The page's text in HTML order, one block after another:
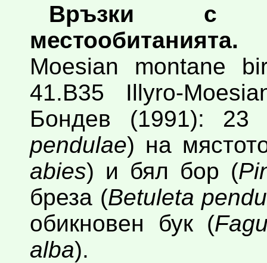
Връзки с
местообитанията.
Moesian montane
41.B35 Illyro-
Бондев (1991):
pendulae) на
abies) и бял бор (
бреза (Betuleta
обикновен бук (
alba).